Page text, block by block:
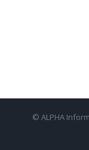
© ALPHA